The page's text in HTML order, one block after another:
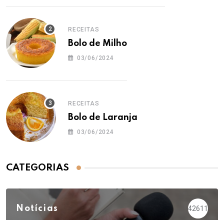
RECEITAS
Bolo de Milho
03/06/2024
RECEITAS
Bolo de Laranja
03/06/2024
CATEGORIAS
Notícias 42611